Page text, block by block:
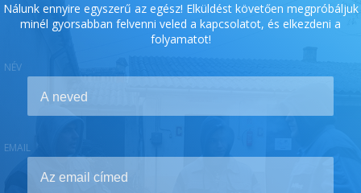
Nálunk ennyire egyszerű az egész! Elküldést követően megpróbáljuk
minél gyorsabban felvenni veled a kapcsolatot, és elkezdeni a
folyamatot!
NÉV
EMAIL